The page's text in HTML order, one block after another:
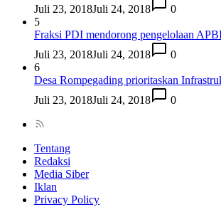
Juli 23, 2018Juli 24, 2018
0
5
Fraksi PDI mendorong pengelolaan
Juli 23, 2018Juli 24, 2018
0
6
Desa Rompegading prioritaskan
Juli 23, 2018Juli 24, 2018 0
Tentang
Redaksi
Media Siber
Iklan
Privacy Policy